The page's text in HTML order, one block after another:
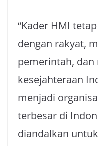
“Kader HMI
dengan rakyat,
pemerintah,
kesejahteraan
menjadi
terbesar di
diandalkan